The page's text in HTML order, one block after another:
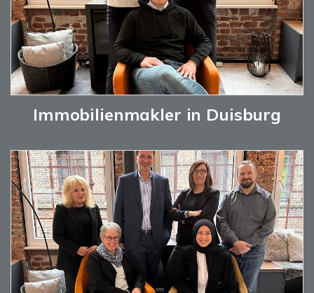
Immobilienmakler in Duisburg